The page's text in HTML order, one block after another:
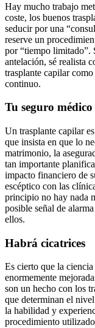
Hay mucho trabajo
coste, los buenos
seducir por una
reserve un
por “tiempo limitado”.
antelación, sé realista
trasplante capilar
continuo.
Tu seguro
Un trasplante capilar
que insista en que lo
matrimonio, la
tan importante
impacto financiero de
escéptico con las
principio no hay nada
posible señal de
ellos.
Habrá cicatrices
Es cierto que la
enormemente
son un hecho con los
que determinan el
la habilidad y
procedimiento